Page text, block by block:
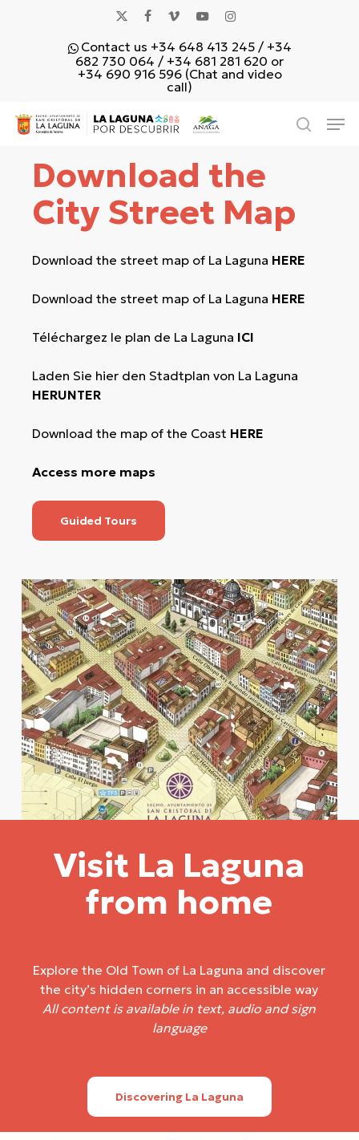
twitter
facebookvimeo youtubeinstagram
Contact us +34 648 413 245 / +34
682 730 064 / +34 681 281 620 or
+34 690 916 596 (Chat and video
call)
Download the
City Street Map
Download the street map of La Laguna HERE
Download the street map of La Laguna HERE
Téléchargez le plan de La Laguna ICI
Laden Sie hier den Stadtplan von La Laguna
HERUNTER
Download the map of the Coast HERE
Access more maps
Guided Tours
Visit La Laguna
from home
Explore the Old Town of La Laguna and discover
the city’s hidden corners in an accessible way
All content is available in text, audio and sign
language
Discovering La Laguna